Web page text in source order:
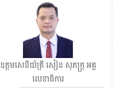
ឧត្តមសេនីយ៍ត្រី សៀន សុភក្ត្រ អគ្គ
លេខាធិការ